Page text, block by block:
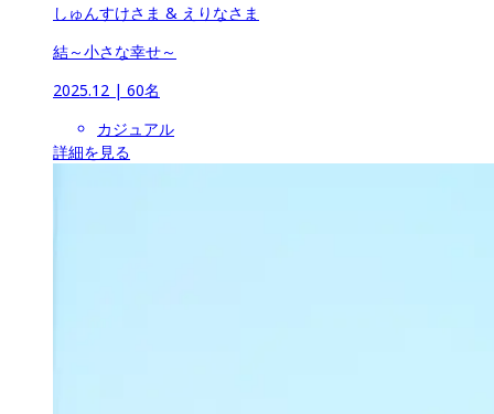
しゅんすけさま & えりなさま
結～小さな幸せ～
2025.12 | 60名
カジュアル
詳細を見る